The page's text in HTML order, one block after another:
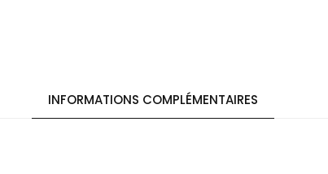
INFORMATIONS COMPLÉMENTAIRES